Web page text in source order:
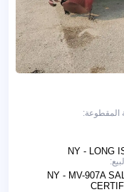
المقطوعة:
NY - LONG
NY - MV-907A